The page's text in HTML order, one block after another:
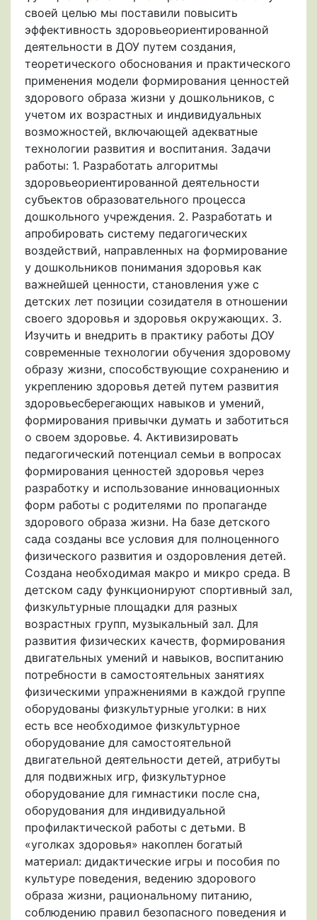
своей целью мы поставили повысить
эффективность здоровьеориентированной
деятельности в ДОУ путем создания,
теоретического обоснования и практического
применения модели формирования ценностей
здорового образа жизни у дошкольников, с
учетом их возрастных и индивидуальных
возможностей, включающей адекватные
технологии развития и воспитания. Задачи
работы: 1. Разработать алгоритмы
здоровьеориентированной деятельности
субъектов образовательного процесса
дошкольного учреждения. 2. Разработать и
апробировать систему педагогических
воздействий, направленных на формирование
у дошкольников понимания здоровья как
важнейшей ценности, становления уже с
детских лет позиции созидателя в отношении
своего здоровья и здоровья окружающих. 3.
Изучить и внедрить в практику работы ДОУ
современные технологии обучения здоровому
образу жизни, способствующие сохранению и
укреплению здоровья детей путем развития
здоровьесберегающих навыков и умений,
формирования привычки думать и заботиться
о своем здоровье. 4. Активизировать
педагогический потенциал семьи в вопросах
формирования ценностей здоровья через
разработку и использование инновационных
форм работы с родителями по пропаганде
здорового образа жизни. На базе детского
сада созданы все условия для полноценного
физического развития и оздоровления детей.
Создана необходимая макро и микро среда. В
детском саду функционируют спортивный зал,
физкультурные площадки для разных
возрастных групп, музыкальный зал. Для
развития физических качеств, формирования
двигательных умений и навыков, воспитанию
потребности в самостоятельных занятиях
физическими упражнениями в каждой группе
оборудованы физкультурные уголки: в них
есть все необходимое физкультурное
оборудование для самостоятельной
двигательной деятельности детей, атрибуты
для подвижных игр, физкультурное
оборудование для гимнастики после сна,
оборудования для индивидуальной
профилактической работы с детьми. В
«уголках здоровья» накоплен богатый
материал: дидактические игры и пособия по
культуре поведения, ведению здорового
образа жизни, рациональному питанию,
соблюдению правил безопасного поведения и